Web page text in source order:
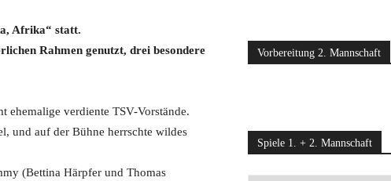
Afrika“ statt.
Rahmen genutzt, drei besondere
ehemalige verdiente TSV-Vorstände.
und auf der Bühne herrschte wildes
(Bettina Härpfer und Thomas
Vorbereitung 2. Mannschaft
Spiele 1. + 2. Mannschaft